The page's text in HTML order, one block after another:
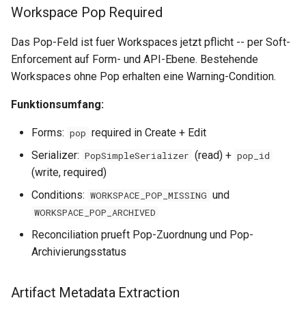
Workspace Pop Required
Das Pop-Feld ist fuer Workspaces jetzt pflicht -- per Soft-
Enforcement auf Form- und API-Ebene. Bestehende
Workspaces ohne Pop erhalten eine Warning-Condition.
Funktionsumfang:
Forms: pop required in Create + Edit
Serializer: PopSimpleSerializer (read) + pop_id
(write, required)
Conditions: WORKSPACE_POP_MISSING und
WORKSPACE_POP_ARCHIVED
Reconciliation prueft Pop-Zuordnung und Pop-
Archivierungsstatus
Artifact Metadata Extraction